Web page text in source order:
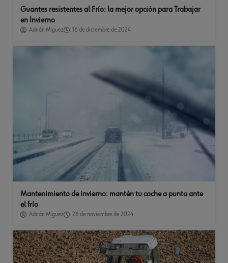
Guantes resistentes al Frío: la mejor opción para Trabajar
en Invierno
Adrián Míguez 16 de diciembre de 2024
Mantenimiento de invierno: mantén tu coche a punto ante
el frío
Adrián Míguez 26 de noviembre de 2024